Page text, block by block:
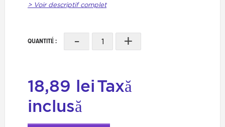
> Voir descriptif complet
QUANTITÉ : - +
18,89 leiTaxă
inclusă